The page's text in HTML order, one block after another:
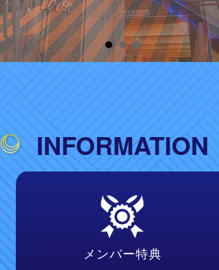
INFORMATION
メンバー特典